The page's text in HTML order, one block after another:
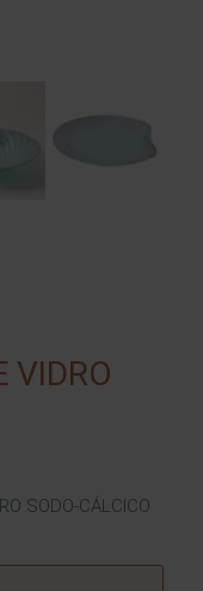
VIDRO
SODO-CÁLCICO